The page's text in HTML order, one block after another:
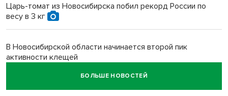
Царь-томат из Новосибирска побил рекорд России по
весу в 3 кг
В Новосибирской области начинается второй пик
активности клещей
Новосибирских дачников призвали накормить животных в
БОЛЬШЕ НОВОСТЕЙ